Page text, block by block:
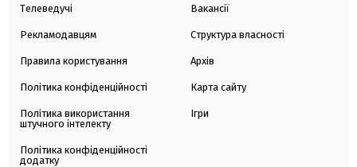
Телеведучі
Рекламодавцям
Правила користування
Політика конфіденційності
Політика використання
штучного інтелекту
Політика конфіденційності
додатку
Вакансії
Структура власності
Архів
Карта сайту
Ігри